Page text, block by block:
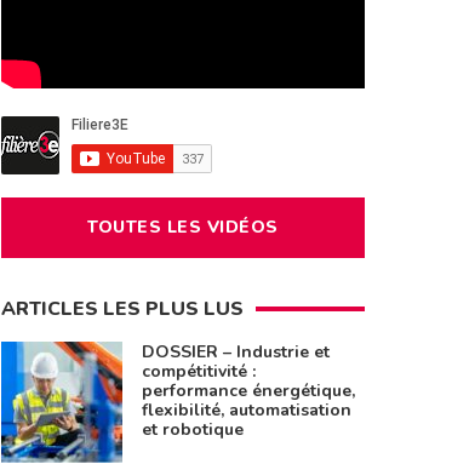
TOUTES LES VIDÉOS
ARTICLES LES PLUS LUS
DOSSIER – Industrie et
compétitivité :
performance énergétique,
flexibilité, automatisation
et robotique